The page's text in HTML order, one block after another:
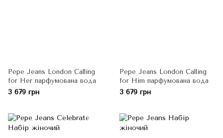
Pepe Jeans London Calling
for Her парфумована вода
3 679 грн
Pepe Jeans London Calling
for Him парфумована вода
3 679 грн